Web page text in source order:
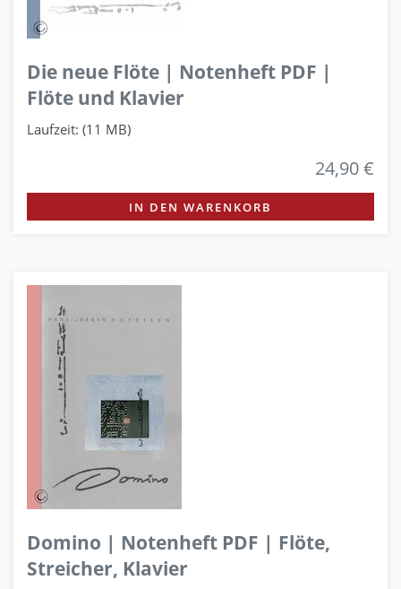
Die neue Flöte | Notenheft PDF |
Flöte und Klavier
Laufzeit: (11 MB)
24,90 €
IN DEN WARENKORB
Domino | Notenheft PDF | Flöte,
Streicher, Klavier